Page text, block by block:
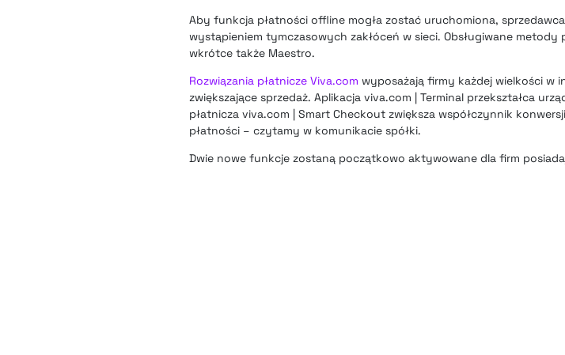
Aby funkcja płatności offline mogła zostać uruchomiona,
wystąpieniem tymczasowych zakłóceń w sieci. Obsługiwane
wkrótce także Maestro.
Rozwiązania płatnicze Viva.com wyposażają firmy każdej wielkości w
zwiększające sprzedaż. Aplikacja viva.com | Terminal przekształca
płatnicza viva.com | Smart Checkout zwiększa współczynnik
płatności – czytamy w komunikacie spółki.
Dwie nowe funkcje zostaną początkowo aktywowane dla firm